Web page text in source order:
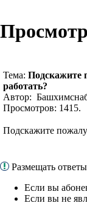
Тема: Подскажите
работать?
Автор:
Просмотров: 1415.
Подскажите
Размещать
Если вы
Если вы не